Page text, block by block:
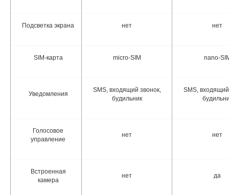
Подсветка экрана нет нет
SIM-карта micro-SIM nano-
Уведомления
SMS, входящий звонок,
будильник
SMS, входящий
Голосовое
управление
нет нет
Встроенная
камера
нет да